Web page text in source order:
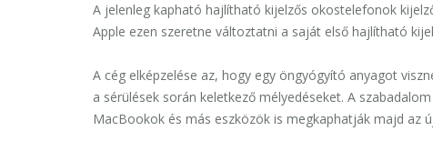
A jelenleg kapható hajlítható kijelzős okostelefonok
Apple ezen szeretne változtatni a saját első hajlítható
A cég elképzelése az, hogy egy öngyógyító anyagot
a sérülések során keletkező mélyedéseket. A
MacBookok és más eszközök is megkaphatják majd az